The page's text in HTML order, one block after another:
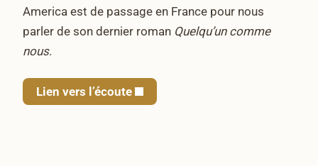
America est de passage en France pour nous
parler de son dernier roman Quelqu’un comme
nous.
Lien vers l’écoute